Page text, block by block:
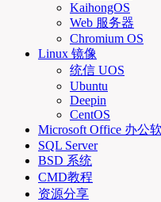
KaihongOS
Web 服务器
Chromium OS
Linux 镜像
统信 UOS
Ubuntu
Deepin
CentOS
Microsoft Office 办公
SQL Server
BSD 系统
CMD教程
资源分享